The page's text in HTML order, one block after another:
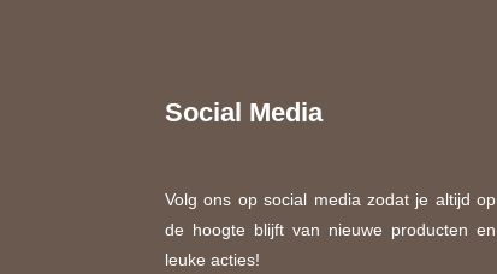
Social Media
Volg ons op social media zodat je altijd op
de hoogte blijft van nieuwe producten en
leuke acties!